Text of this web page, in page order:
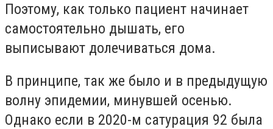
Поэтому, как только пациент начинает
самостоятельно дышать, его
выписывают долечиваться дома.
В принципе, так же было и в предыдущую
волну эпидемии, минувшей осенью.
Однако если в 2020-м сатурация 92 была